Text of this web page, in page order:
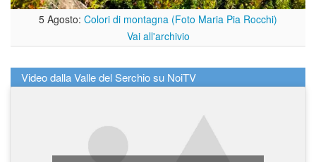
5 Agosto: Colori di montagna (Foto Maria Pia Rocchi)
Vai all'archivio
Video dalla Valle del Serchio su NoiTV